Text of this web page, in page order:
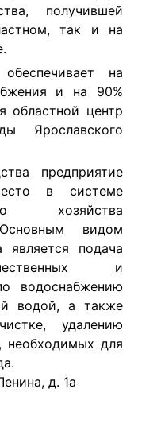
получившей
так и на
обеспечивает на
и на 90%
областной центр
Ярославского
предприятие
в системе
хозяйства
видом
является подача
и
водоснабжению
водой, а также
удалению
необходимых для
д. 1а